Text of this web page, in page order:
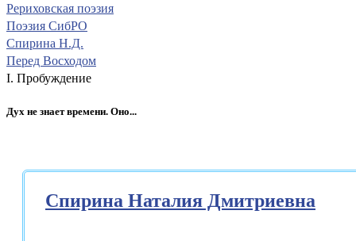
Рериховская поэзия
Поэзия СибРО
Спирина Н.Д.
Перед Восходом
I. Пробуждение
Дух не знает времени. Оно...
Спирина Наталия Дмитриевна